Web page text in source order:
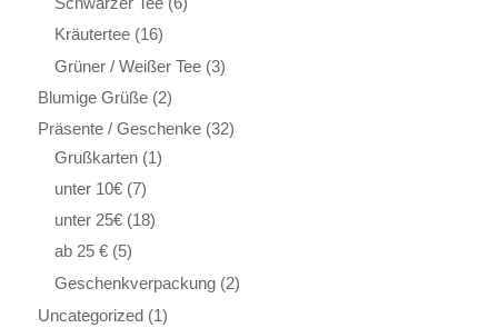
Kräutertee (16)
Grüner / Weißer Tee (3)
Blumige Grüße (2)
Präsente / Geschenke (32)
Grußkarten (1)
unter 10€ (7)
unter 25€ (18)
ab 25 € (5)
Geschenkverpackung (2)
Uncategorized (1)